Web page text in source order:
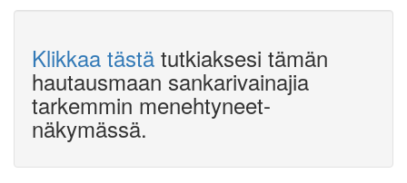
Klikkaa tästä tutkiaksesi tämän
hautausmaan sankarivainajia
tarkemmin menehtyneet-
näkymässä.